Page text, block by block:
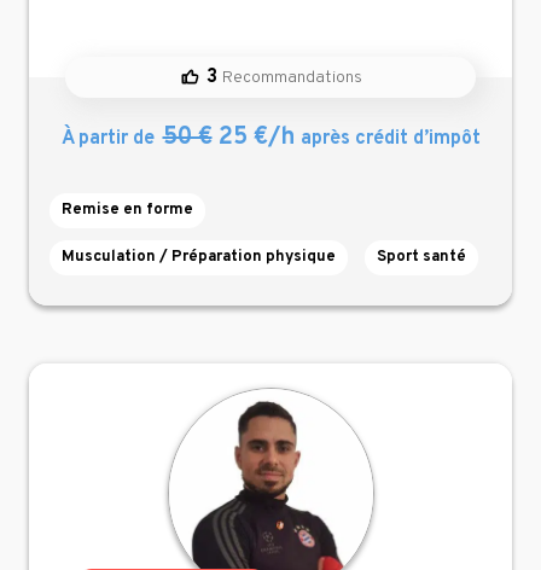
3 Recommandations
À partir de 50 €25 €/h après crédit d’impôt
Remise en forme
Musculation / Préparation physique Sport santé